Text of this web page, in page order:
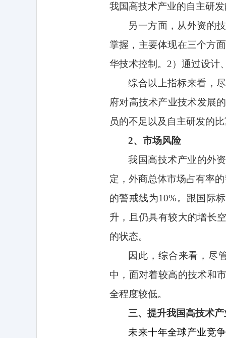
我国高技术产业的自主研
另一方面，从外资的
掌握，主要体现在三个方面
华技术控制。 2）通过设计
综合以上指标来看，
府对高技术产业技术发展
员的不足以及自主研发的
2、市场风险
我国高技术产业的外
定，外商总体市场占有率
的警戒线为10%。跟国际
升，且仍具有较大的增长
的状态。
因此，综合来看，尽
中，面对着较高的技术和
全程度较低。
三、提升我国高技术
未来十年全球产业竞